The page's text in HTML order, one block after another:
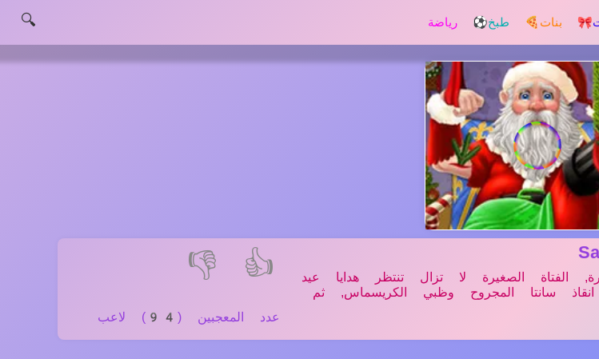
🎀 بنات 🍕 طبخ⚽ رياضة 🔍
👍
👎
عدد المعجبين (94) لاعب
الفتاة الصغيرة لا تزال تنتظر هدايا عيد
سانتا المجروح وظبي الكريسماس, ثم